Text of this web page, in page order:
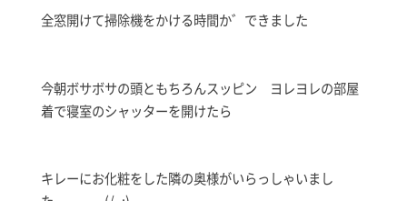
全窓開けて掃除機をかける時間か゛できました
今朝ボサボサの頭ともちろんスッピン ヨレヨレの部屋
着で寝室のシャッターを開けたら
キレーにお化粧をした隣の奥様がいらっしゃいまし